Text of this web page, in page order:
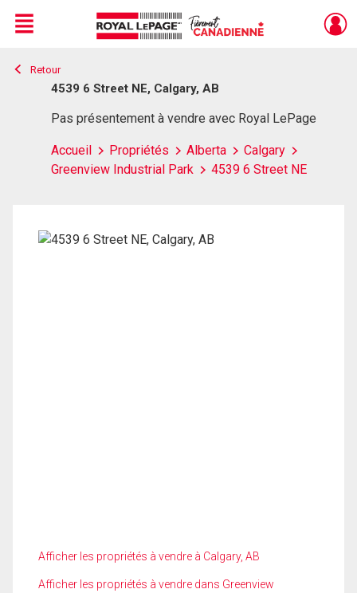
Live
En Direct
Menu
Retour
4539 6 Street NE, Calgary, AB
Pas présentement à vendre avec Royal LePage
Accueil Propriétés Alberta
Calgary
Greenview Industrial Park
4539 6 Street NE
Afficher les propriétés à vendre à Calgary, AB
Afficher les propriétés à vendre dans Greenview